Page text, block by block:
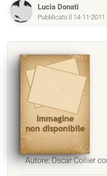
Lucia Donati
Pubblicato il 14-11-2011
Autore: Oscar Collier